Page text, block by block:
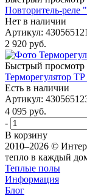
Повторитель-реле
Нет в наличии
Артикул:
2 920 руб.
Быстрый просмотр
Терморегулятор
Есть в наличии
Артикул:
4 095 руб.
-
В корзину
2010–2026 ©
тепло в каждый
Теплые полы
Информация
Блог